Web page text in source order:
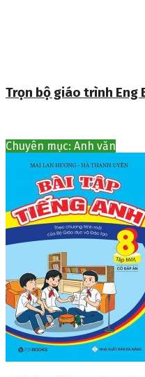
Trọn bộ giáo trình Eng
Chuyên mục: Anh văn